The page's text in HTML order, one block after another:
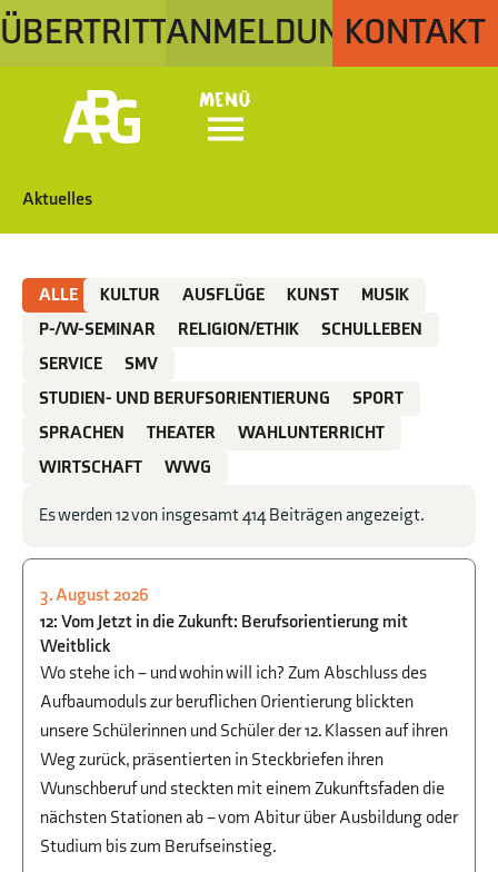
ÜBERTRITTANMELDUNGKONTAKT
Menü
Aktuelles
ALLE KULTUR AUSFLÜGE KUNST
MUSIK
P-/W-SEMINAR
RELIGION/ETHIK
SCHULLEBEN
SERVICE
SMV
STUDIEN- UND BERUFSORIENTIERUNG
SPORT
SPRACHEN
THEATER
WAHLUNTERRICHT
WIRTSCHAFT
WWG
Es werden 12 von insgesamt 414 Beiträgen angezeigt.
STUDIEN- UND BERUFSORIENTIERUNG
3. August 2026
12: Vom Jetzt in die Zukunft: Berufsorientierung mit
Weitblick
Wo stehe ich – und wohin will ich? Zum Abschluss des
Aufbaumoduls zur beruflichen Orientierung blickten
unsere Schülerinnen und Schüler der 12. Klassen auf ihren
Weg zurück, präsentierten in Steckbriefen ihren
Wunschberuf und steckten mit einem Zukunftsfaden die
nächsten Stationen ab – vom Abitur über Ausbildung oder
Studium bis zum Berufseinstieg.